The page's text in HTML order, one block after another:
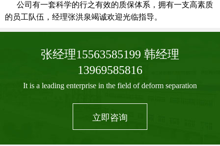
公司有一套科学的行之有效的质保体系，拥有一支高素质
的员工队伍，经理张洪泉竭诚欢迎光临指导。
张经理15563585199 韩经理
13969585816
It is a leading enterprise in the field of deform separation
立即咨询